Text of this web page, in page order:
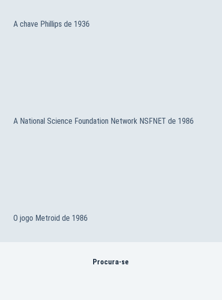
A chave Phillips de 1936
A National Science Foundation Network NSFNET de 1986
O jogo Metroid de 1986
Procura-se